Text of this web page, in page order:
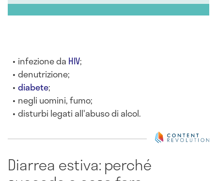
infezione da HIV;
denutrizione;
diabete;
negli uomini, fumo;
disturbi legati all'abuso di alcol.
Diarrea estiva: perché